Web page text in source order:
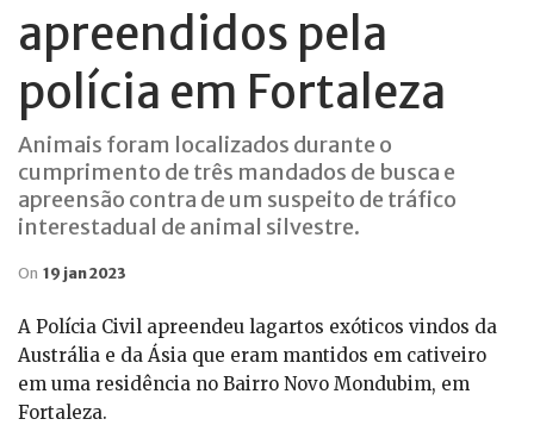
apreendidos pela
polícia em Fortaleza
Animais foram localizados durante o
cumprimento de três mandados de busca e
apreensão contra de um suspeito de tráfico
interestadual de animal silvestre.
On 19 jan 2023
A Polícia Civil apreendeu lagartos exóticos vindos da
Austrália e da Ásia que eram mantidos em cativeiro
em uma residência no Bairro Novo Mondubim, em
Fortaleza.